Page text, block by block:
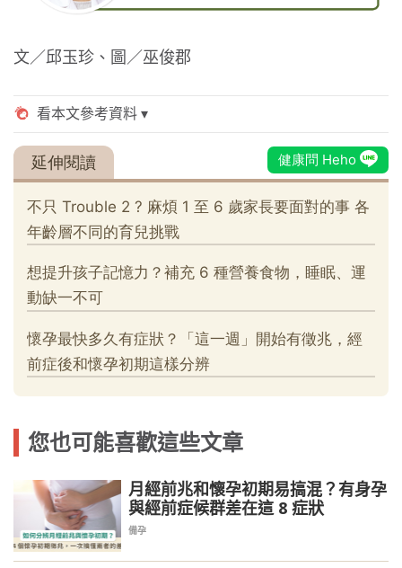
文／邱玉珍、圖／巫俊郡
您也可能喜歡這些文章
月經前兆和懷孕初期易搞混？有身孕
與經前症候群差在這 8 症狀
備孕